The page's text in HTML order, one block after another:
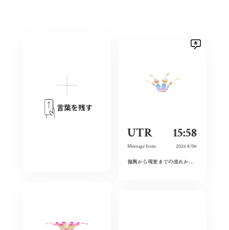
言葉を残す
UTR 15:58
Message from 2026 8/06
復興から現在までの流れから、広島という場所の力強さを感じた。